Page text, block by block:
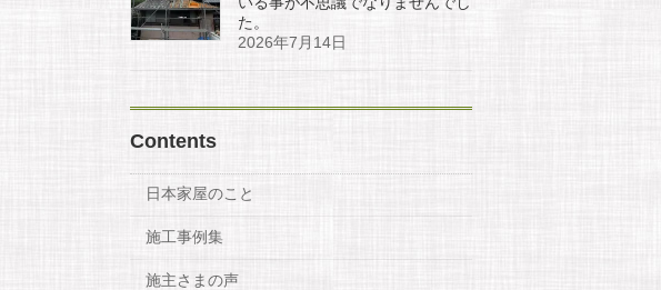
た。
2026年7月14日
Contents
日本家屋のこと
施工事例集
施主さまの声